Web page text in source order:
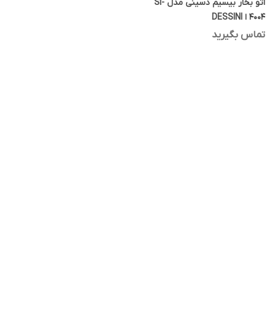
اتو بخار بیسیم دسینی مدل SI-
4004 ا DESSINI
تماس بگیرید